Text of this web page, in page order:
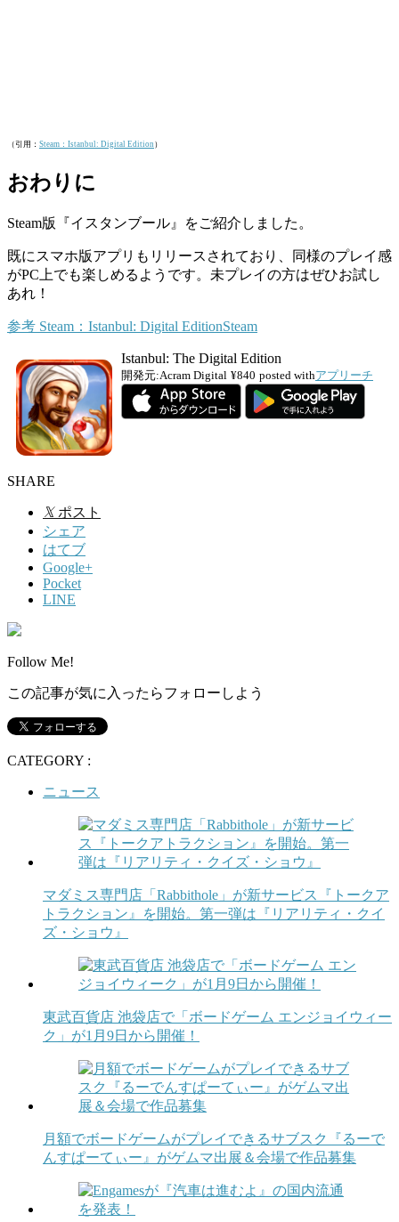
（引用： Steam：Istanbul: Digital Edition）
おわりに
Steam版『イスタンブール』をご紹介しました。
既にスマホ版アプリもリリースされており、同様のプレイ感
がPC上でも楽しめるようです。未プレイの方はぜひお試し
あれ！
参考 Steam：Istanbul: Digital EditionSteam
Istanbul: The Digital Edition
開発元:Acram Digital ¥840 posted withアプリーチ
SHARE
𝕏 ポスト
シェア
はてブ
Google+
Pocket
LINE
Follow Me!
この記事が気に入ったらフォローしよう
CATEGORY :
ニュース
マダミス専門店「Rabbithole」が新サービス『トークア
トラクション』を開始。第一弾は『リアリティ・クイ
ズ・ショウ』
東武百貨店 池袋店で「ボードゲーム エンジョイウィー
ク」が1月9日から開催！
月額でボードゲームがプレイできるサブスク『るーで
んすぱーてぃー』がゲムマ出展＆会場で作品募集